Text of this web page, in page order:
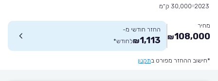
2023 30,000 ק״מ
מחיר
108,000
₪
החזר חודשי מ-
1,113
₪לחודש*
*חישוב ההחזר מפורט בתקנון